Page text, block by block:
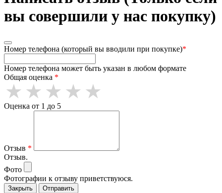
вы совершили у нас покупку)
Номер телефона (который вы вводили при покупке)*
Номер телефона может быть указан в любом формате
Общая оценка *
Оценка от 1 до 5
Отзыв *
Отзыв.
Фото
Фотографии к отзыву приветствуюся.
Закрыть Отправить